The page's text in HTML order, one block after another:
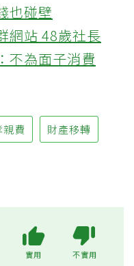
也碰壁
網站 48歲社長
不為面子消費
親費 財產移轉
實用 不實用